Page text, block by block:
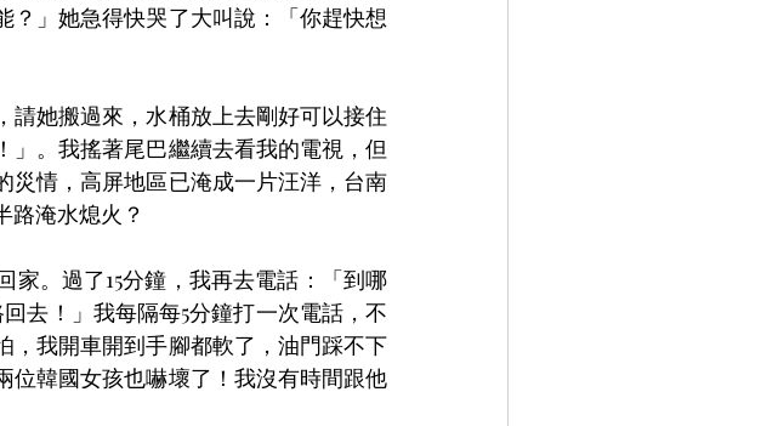
？」她急得快哭了大叫說：「你趕快想
請她搬過來，水桶放上去剛好可以接住
。我搖著尾巴繼續去看我的電視，但
災情，高屏地區已淹成一片汪洋，台南
路淹水熄火？
。過了15分鐘，我再去電話：「到哪
去！」我每隔每5分鐘打一次電話，不
，我開車開到手腳都軟了，油門踩不下
位韓國女孩也嚇壞了！我沒有時間跟他